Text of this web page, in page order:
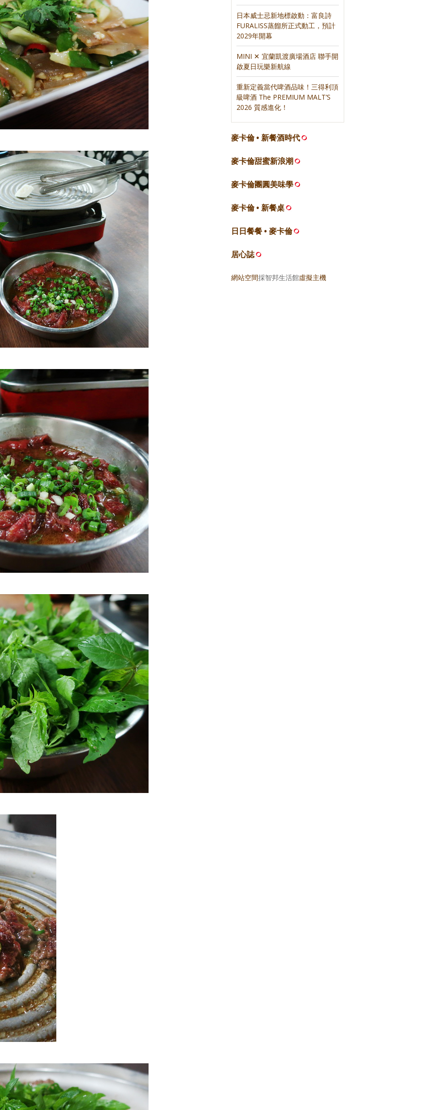
日本威士忌新地標啟動：富良詩
FURALISS蒸餾所正式動工，預計
2029年開幕
MINI ✕ 宜蘭凱渡廣場酒店 聯手開
啟夏日玩樂新航線
重新定義當代啤酒品味！三得利頂
級啤酒 The PREMIUM MALT’S
2026 質感進化！
麥卡倫 • 新餐酒時代
麥卡倫甜蜜新浪潮
麥卡倫團圓美味學
麥卡倫 • 新餐桌
日日餐餐 • 麥卡倫
居心誌
網站空間採智邦生活館虛擬主機